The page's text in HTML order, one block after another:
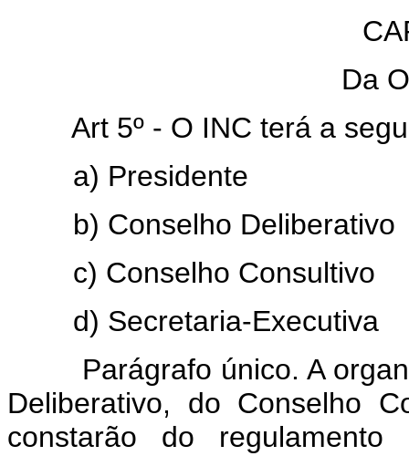
Da
Art 5º - O INC terá a
a) Presidente
b) Conselho Deliberativo
c) Conselho Consultivo
d) Secretaria-Executiva
Parágrafo único. A
Deliberativo, do Conselho
constarão do